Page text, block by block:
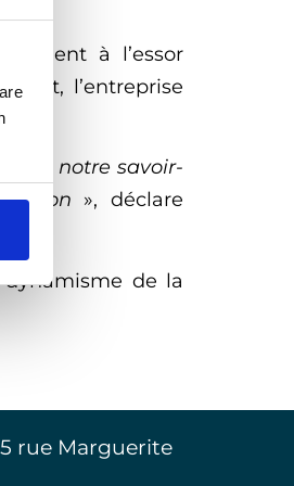
à l’essor
l’entreprise
notre savoir-
», déclare
dynamisme de la
rue Marguerite